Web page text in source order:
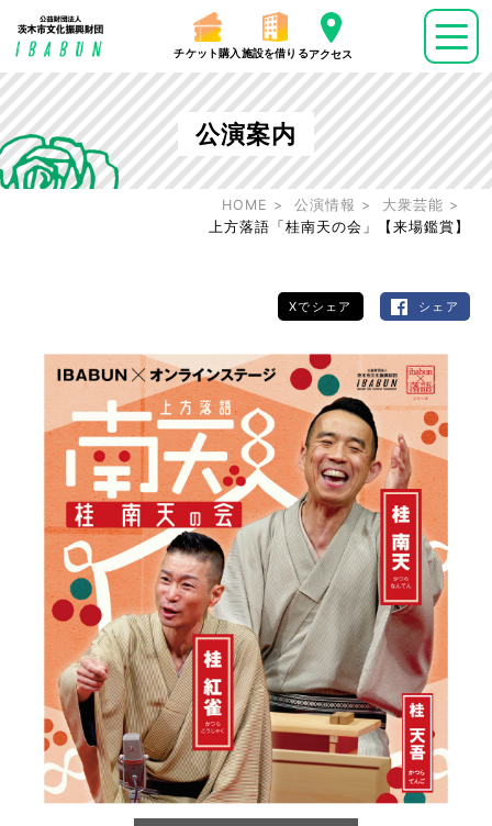
チケット購入 施設を借りるアクセス
公演案内
HOME 公演情報
大衆芸能
上方落語「桂南天の会」【来場鑑賞】
Xでシェア シェア